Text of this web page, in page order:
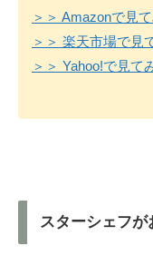
＞＞ Amazonで見て
＞＞ 楽天市場で見
＞＞ Yahoo!で見て
スターシェフが